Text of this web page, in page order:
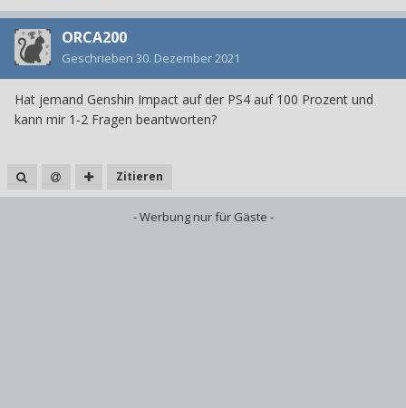
ORCA200
Geschrieben 30. Dezember 2021
Hat jemand Genshin Impact auf der PS4 auf 100 Prozent und
kann mir 1-2 Fragen beantworten?
Zitieren
- Werbung nur für Gäste -